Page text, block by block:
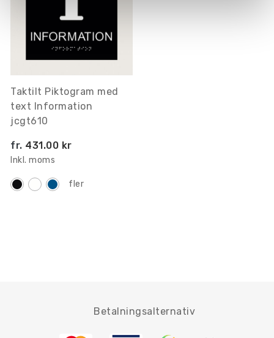
Taktilt Piktogram med
text Information
jcgt610
fr. 431.00 kr
Inkl. moms
fler
Betalningsalternativ